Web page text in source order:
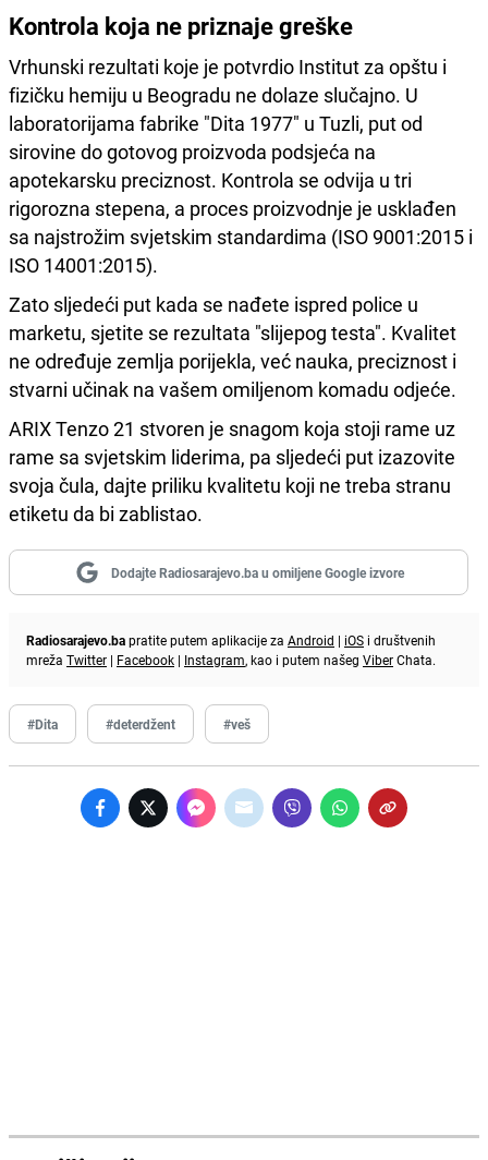
Kontrola koja ne priznaje greške
Vrhunski rezultati koje je potvrdio Institut za opštu i
fizičku hemiju u Beogradu ne dolaze slučajno. U
laboratorijama fabrike "Dita 1977" u Tuzli, put od
sirovine do gotovog proizvoda podsjeća na
apotekarsku preciznost. Kontrola se odvija u tri
rigorozna stepena, a proces proizvodnje je usklađen
sa najstrožim svjetskim standardima (ISO 9001:2015 i
ISO 14001:2015).
Zato sljedeći put kada se nađete ispred police u
marketu, sjetite se rezultata "slijepog testa". Kvalitet
ne određuje zemlja porijekla, već nauka, preciznost i
stvarni učinak na vašem omiljenom komadu odjeće.
ARIX Tenzo 21 stvoren je snagom koja stoji rame uz
rame sa svjetskim liderima, pa sljedeći put izazovite
svoja čula, dajte priliku kvalitetu koji ne treba stranu
etiketu da bi zablistao.
Dodajte Radiosarajevo.ba u omiljene Google izvore
Radiosarajevo.bapratite putem aplikacije za Android | iOS i društvenih
mreža Twitter | Facebook | Instagram, kao i putem našeg ViberChata.
#Dita #deterdžent #veš